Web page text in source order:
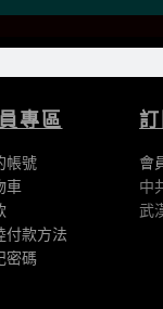
軍事再到
年的深入閱
的。」
專區
帳號
車
付款方法
密碼
會
中
武